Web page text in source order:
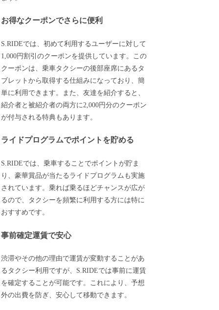
お得なクーポンでさらに便利
S.RIDEでは、初めて利用するユーザーに対して
1,000円割引のクーポンを提供しています。この
クーポンは、乗車タクシーの後部座席にあるタ
ブレットから取得する仕組みになっており、簡
単に利用できます。また、友達を紹介すると、
紹介者と被紹介者の両方に2,000円分のクーポン
が付与される特典もあります。
ライドプログラムでポイントを貯める
S.RIDEでは、乗車することでポイントが貯ま
り、豪華賞品が当たるライドプログラムも実施
されています。乗れば乗るほどチャンスが広が
るので、タクシーを頻繁に利用する方には特に
おすすめです。
事前確定運賃で安心
渋滞やその他の理由で運賃が変動することがあ
るタクシー利用ですが、S.RIDEでは事前に運賃
を確定することが可能です。これにより、予想
外の出費を防ぎ、安心して移動できます。